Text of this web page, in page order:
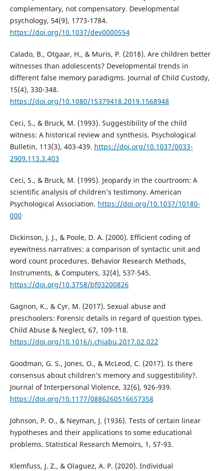
complementary, not compensatory. Developmental
psychology, 54(9), 1773-1784.
https://doi.org/10.1037/dev0000554
Calado, B., Otgaar, H., & Muris, P. (2018). Are children better
witnesses than adolescents? Developmental trends in
different false memory paradigms. Journal of Child Custody,
15(4), 330-348.
https://doi.org/10.1080/15379418.2019.1568948
Ceci, S., & Bruck, M. (1993). Suggestibility of the child
witness: A historical review and synthesis. Psychological
Bulletin, 113(3), 403-439. https://doi.org/10.1037/0033-
2909.113.3.403
Ceci, S., & Bruck, M. (1995). Jeopardy in the courtroom: A
scientific analysis of children’s testimony. American
Psychological Association. https://doi.org/10.1037/10180-
000
Dickinson, J. J., & Poole, D. A. (2000). Efficient coding of
eyewitness narratives: a comparison of syntactic unit and
word count procedures. Behavior Research Methods,
Instruments, & Computers, 32(4), 537-545.
https://doi.org/10.3758/bf03200826
Gagnon, K., & Cyr, M. (2017). Sexual abuse and
preschoolers: Forensic details in regard of question types.
Child Abuse & Neglect, 67, 109-118.
https://doi.org/10.1016/j.chiabu.2017.02.022
Goodman, G. S., Jones, O., & McLeod, C. (2017). Is there
consensus about children’s memory and suggestibility?.
Journal of Interpersonal Violence, 32(6), 926-939.
https://doi.org/10.1177/0886260516657358
Johnson, P. O., & Neyman, J. (1936). Tests of certain linear
hypotheses and their applications to some educational
problems. Statistical Research Memoirs, 1, 57-93.
Klemfuss, J. Z., & Olaguez, A. P. (2020). Individual